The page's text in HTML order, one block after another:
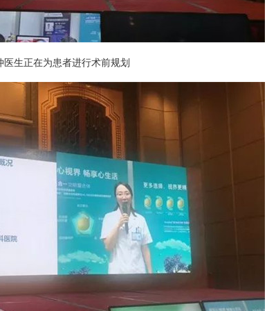
医生正在为患者进行术前规划